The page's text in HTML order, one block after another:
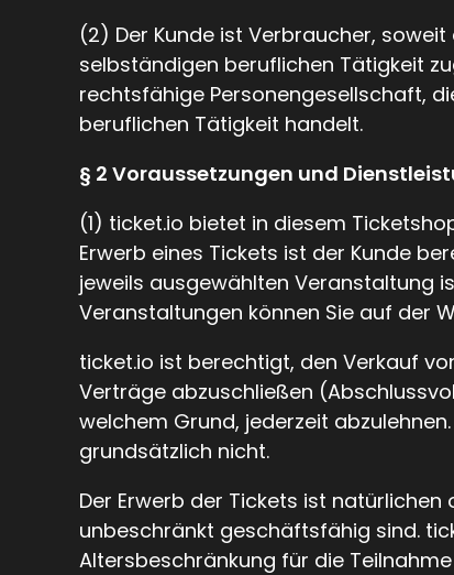
(2) Der Kunde ist Verbraucher,
selbständigen beruflichen Tätigkeit
rechtsfähige Personengesellschaft,
beruflichen Tätigkeit handelt.
§ 2 Voraussetzungen und
(1) ticket.io bietet in diesem
Erwerb eines Tickets ist der Kunde
jeweils ausgewählten Veranstaltung
Veranstaltungen können Sie auf der
ticket.io ist berechtigt, den Verkauf
Verträge abzuschließen
welchem Grund, jederzeit
grundsätzlich nicht.
Der Erwerb der Tickets ist
unbeschränkt geschäftsfähig sind.
Altersbeschränkung für die